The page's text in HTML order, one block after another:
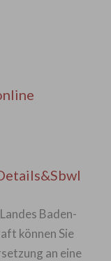
Baden-
können Sie
an eine